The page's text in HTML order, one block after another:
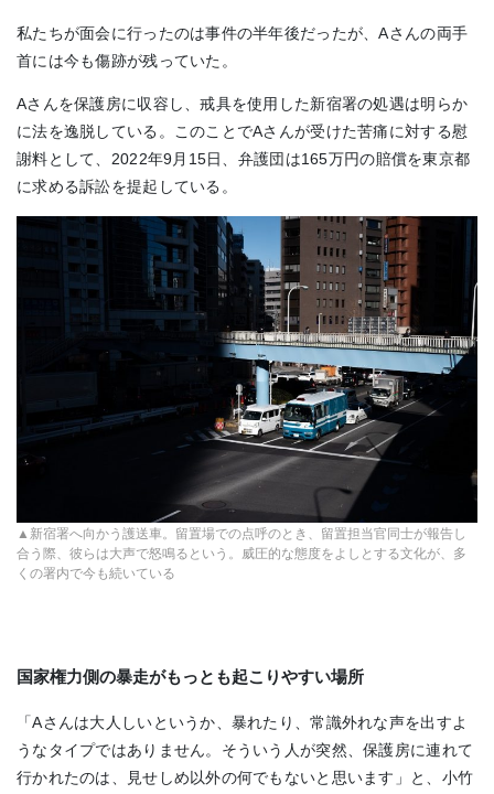
私たちが面会に行ったのは事件の半年後だったが、Aさんの両手
首には今も傷跡が残っていた。
Aさんを保護房に収容し、戒具を使用した新宿署の処遇は明らか
に法を逸脱している。このことでAさんが受けた苦痛に対する慰
謝料として、2022年9月15日、弁護団は165万円の賠償を東京都
に求める訴訟を提起している。
▲新宿署へ向かう護送車。留置場での点呼のとき、留置担当官同士が報告し
合う際、彼らは大声で怒鳴るという。威圧的な態度をよしとする文化が、多
くの署内で今も続いている
国家権力側の暴走がもっとも起こりやすい場所
「Aさんは大人しいというか、暴れたり、常識外れな声を出すよ
うなタイプではありません。そういう人が突然、保護房に連れて
行かれたのは、見せしめ以外の何でもないと思います」と、小竹